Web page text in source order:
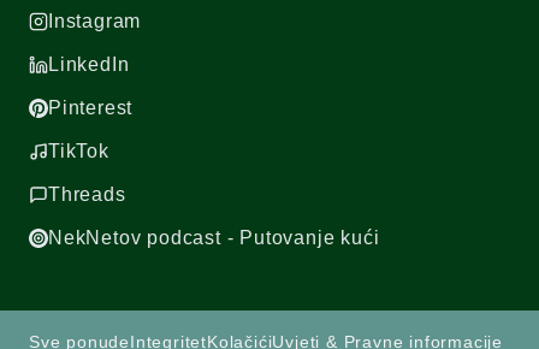
Instagram
LinkedIn
Pinterest
TikTok
Threads
NekNetov podcast - Putovanje kući
Sve ponudeIntegritetKolačićiUvjeti & Pravne informacije